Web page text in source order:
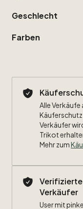
Geschlecht
Farben
Alle
Käuferschutz
Verkäufer
Trikot
Mehr zum
Verkäufer
User mit